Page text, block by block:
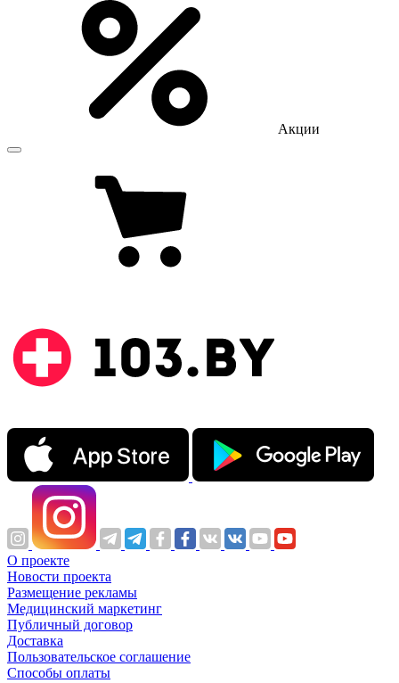
Акции
О проекте
Новости проекта
Размещение рекламы
Медицинский маркетинг
Публичный договор
Доставка
Пользовательское соглашение
Способы оплаты